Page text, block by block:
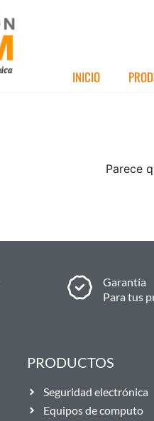
INICIO
Parece
Garantía
Para tus
PRODUCTOS
Seguridad electrónica
Equipos de computo